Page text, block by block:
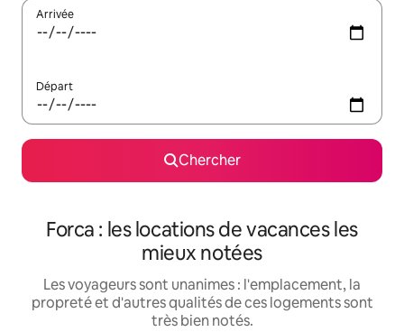
Arrivée
Départ
Chercher
Forca : les locations de vacances les
mieux notées
Les voyageurs sont unanimes : l'emplacement, la
propreté et d'autres qualités de ces logements sont
très bien notés.